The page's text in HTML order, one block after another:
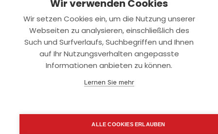
Rechtliches
Datenschutz
Wir verwenden Cookies
Wir setzen Cookies ein, um die Nutzung unserer
Webseiten zu analysieren, einschließlich des
Such und Surfverlaufs, Suchbegriffen und Ihnen
auf Ihr Nutzungsverhalten angepasste
Informationen anbieten zu können.
Lernen Sie mehr
ALLE COOKIES ERLAUBEN